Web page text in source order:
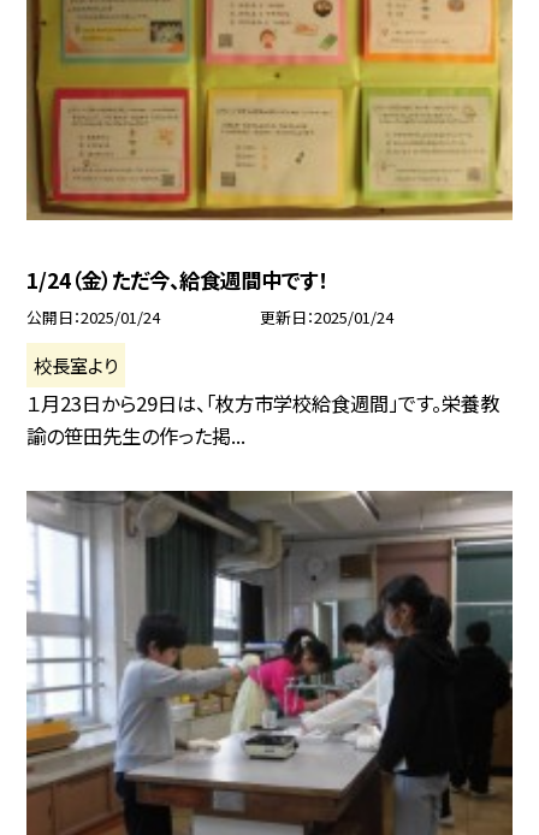
1/24（金）ただ今、給食週間中です！
公開日 2025/01/24 更新日 2025/01/24
校長室より
１月23日から29日は、「枚方市学校給食週間」です。栄養教
諭の笹田先生の作った掲...